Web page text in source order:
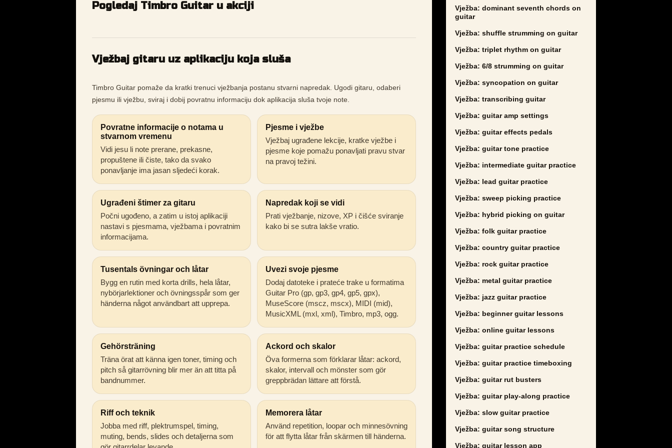
Pogledaj Timbro Guitar u akciji
Vježbaj gitaru uz aplikaciju koja sluša
Timbro Guitar pomaže da kratki trenuci vježbanja postanu stvarni napredak. Ugodi gitaru, odaberi
pjesmu ili vježbu, sviraj i dobij povratnu informaciju dok aplikacija sluša tvoje note.
Povratne informacije o notama u
stvarnom vremenu
Vidi jesu li note prerane, prekasne,
propuštene ili čiste, tako da svako
ponavljanje ima jasan sljedeći korak.
Pjesme i vježbe
Vježbaj ugrađene lekcije, kratke vježbe i
pjesme koje pomažu ponavljati pravu stvar
na pravoj težini.
Ugrađeni štimer za gitaru
Počni ugođeno, a zatim u istoj aplikaciji
nastavi s pjesmama, vježbama i povratnim
informacijama.
Napredak koji se vidi
Prati vježbanje, nizove, XP i čišće sviranje
kako bi se sutra lakše vratio.
Tusentals övningar och låtar
Bygg en rutin med korta drills, hela låtar,
nybörjarlektioner och övningsspår som ger
händerna något användbart att upprepa.
Uvezi svoje pjesme
Dodaj datoteke i prateće trake u formatima
Guitar Pro (gp, gp3, gp4, gp5, gpx),
MuseScore (mscz, mscx), MIDI (mid),
MusicXML (mxl, xml), Timbro, mp3, ogg.
Gehörsträning
Träna örat att känna igen toner, timing och
pitch så gitarrövning blir mer än att titta på
bandnummer.
Ackord och skalor
Öva formerna som förklarar låtar: ackord,
skalor, intervall och mönster som gör
greppbrädan lättare att förstå.
Riff och teknik
Jobba med riff, plektrumspel, timing,
muting, bends, slides och detaljerna som
Memorera låtar
Använd repetition, loopar och minnesövning
för att flytta låtar från skärmen till händerna.
Vježba: dominant seventh chords on
guitar
Vježba: shuffle strumming on guitar
Vježba: triplet rhythm on guitar
Vježba: 6/8 strumming on guitar
Vježba: syncopation on guitar
Vježba: transcribing guitar
Vježba: guitar amp settings
Vježba: guitar effects pedals
Vježba: guitar tone practice
Vježba: intermediate guitar practice
Vježba: lead guitar practice
Vježba: sweep picking practice
Vježba: hybrid picking on guitar
Vježba: folk guitar practice
Vježba: country guitar practice
Vježba: rock guitar practice
Vježba: metal guitar practice
Vježba: jazz guitar practice
Vježba: beginner guitar lessons
Vježba: online guitar lessons
Vježba: guitar practice schedule
Vježba: guitar practice timeboxing
Vježba: guitar rut busters
Vježba: guitar play-along practice
Vježba: slow guitar practice
Vježba: guitar song structure
Vježba: guitar lesson app